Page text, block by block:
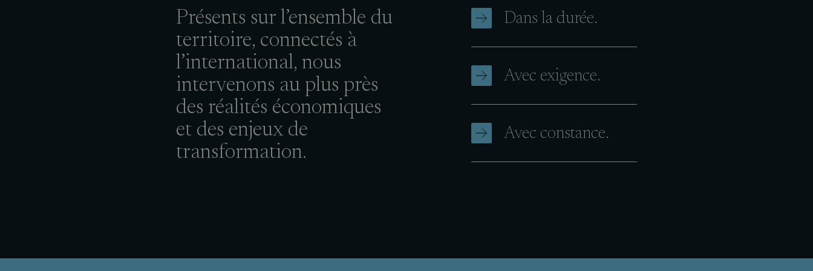
Présents sur l’ensemble du
territoire, connectés à
l’international, nous
intervenons au plus près
des réalités économiques
et des enjeux de
transformation.
Dans la durée.
Avec exigence.
Avec constance.